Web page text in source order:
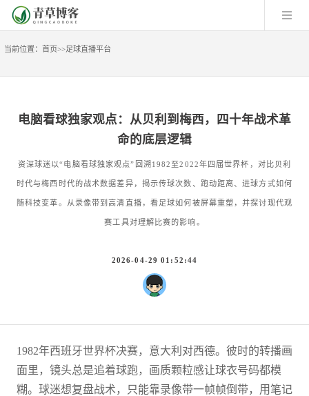
当前位置： 首页>>足球直播平台
电脑看球独家观点：从贝利到梅西，四十年战术革
命的底层逻辑
资深球迷以“电脑看球独家观点”回溯1982至2022年四届世界杯，对比贝利
时代与梅西时代的战术数据差异，揭示传球次数、跑动距离、进球方式如何
随科技变革。从录像带到高清直播，看足球如何被屏幕重塑，并探讨现代观
赛工具对理解比赛的影响。
2026-04-29 01:52:44
1982年西班牙世界杯决赛，意大利对西德。彼时的转播画
面里，镜头总是追着球跑，画质颗粒感让球衣号码都模
糊。球迷想复盘战术，只能靠录像带一帧帧倒带，用笔记